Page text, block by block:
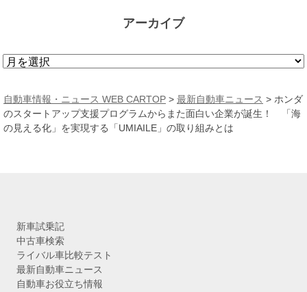
アーカイブ
ア
カ
イ
ブ
自動車情報・ニュース WEB CARTOP > 最新自動車ニュース > ホンダ
のスタートアップ支援プログラムからまた面白い企業が誕生！ 「海
の見える化」を実現する「UMIAILE」の取り組みとは
新車試乗記
中古車検索
ライバル車比較テスト
最新自動車ニュース
自動車お役立ち情報